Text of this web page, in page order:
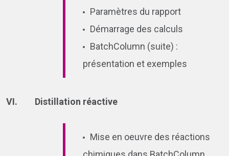
Paramètres du rapport
Démarrage des calculs
BatchColumn (suite) :
présentation et exemples
Distillation réactive
Mise en oeuvre des réactions